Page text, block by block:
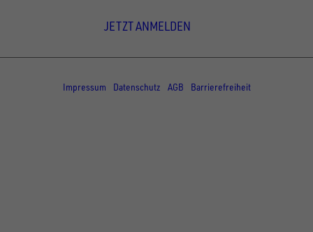
JETZT ANMELDEN
Impressum
Datenschutz AGB Barrierefreiheit